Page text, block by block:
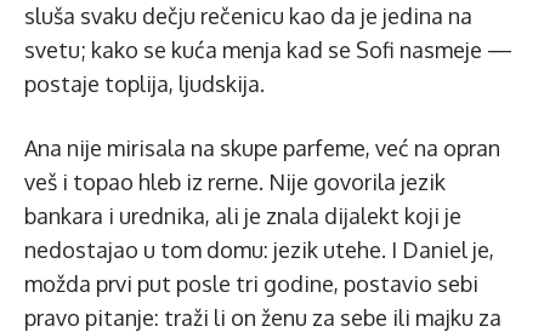
sluša svaku dečju rečenicu kao da je jedina na
svetu; kako se kuća menja kad se Sofi nasmeje —
postaje toplija, ljudskija.
Ana nije mirisala na skupe parfeme, već na opran
veš i topao hleb iz rerne. Nije govorila jezik
bankara i urednika, ali je znala dijalekt koji je
nedostajao u tom domu: jezik utehe. I Daniel je,
možda prvi put posle tri godine, postavio sebi
pravo pitanje: traži li on ženu za sebe ili majku za